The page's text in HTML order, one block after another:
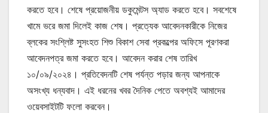
করতে হবে। শেষে প্রয়োজনীয় ডকুমেন্টস অ্যাড করতে হবে। সবশেষে
খামে ভরে জমা দিলেই কাজ শেষ। প্রত্যেক আবেদনকারীকে নিজের
ব্লকের সংশ্লিষ্ট সুসংহত শিশু বিকাশ সেবা প্রকল্পের অফিসে পূরণকরা
আবেদনপত্র জমা করতে হবে। আবেদন করার শেষ তারিখ
১০/০৯/২০২৪। প্রতিবেদনটি শেষ পর্যন্ত পড়ার জন্য আপনাকে
অসংখ্য ধন্যবাদ। এই ধরনের খবর দৈনিক পেতে অবশ্যই আমাদের
ওয়েবসাইটটি ফলো করবেন।